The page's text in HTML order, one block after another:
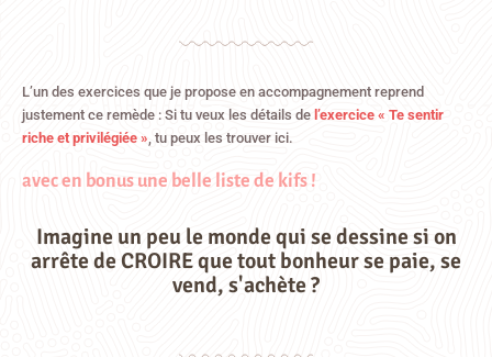
L’un des exercices que je propose en accompagnement reprend
justement ce remède : Si tu veux les détails de l’exercice « Te sentir
riche et privilégiée », tu peux les trouver ici.
avec en bonus une belle liste de kifs !
Imagine un peu le monde qui se dessine si on
arrête de CROIRE que tout bonheur se paie, se
vend, s'achète ?